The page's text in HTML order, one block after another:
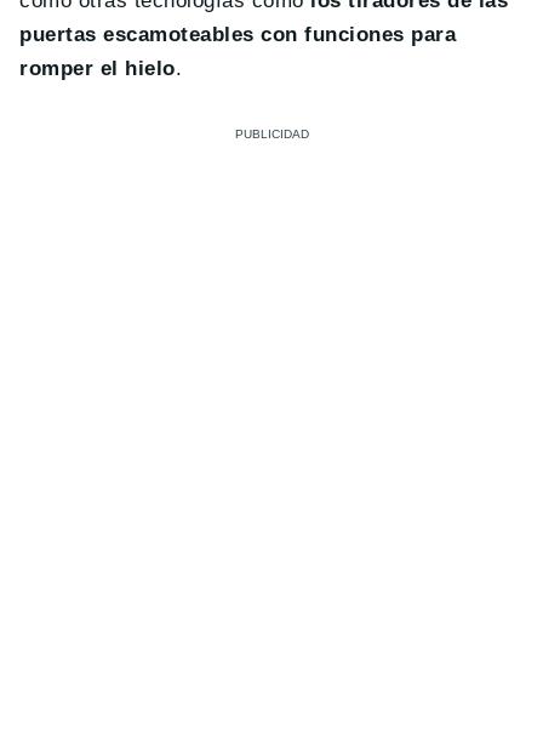
puertas escamoteables con funciones para
romper el hielo.